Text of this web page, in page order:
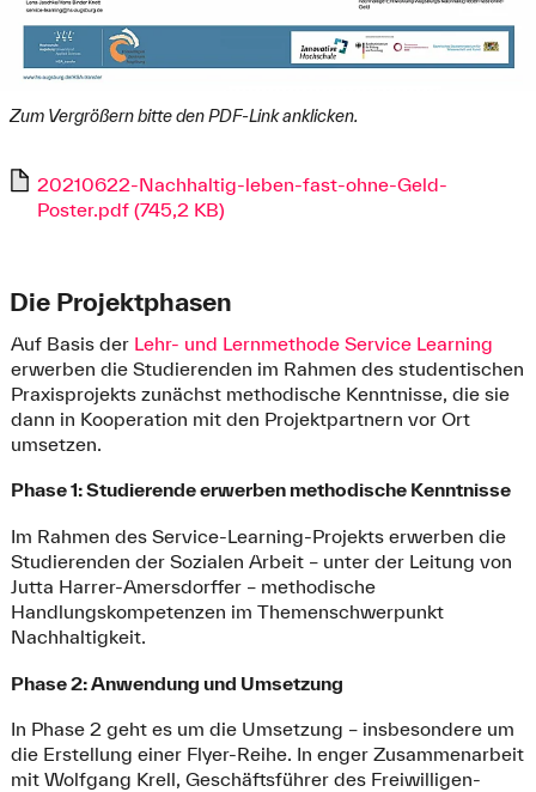
Zum Vergrößern bitte den PDF-Link anklicken.
20210622-Nachhaltig-leben-fast-ohne-Geld-
Poster.pdf (745,2 KB)
Die Projektphasen
Auf Basis der Lehr- und Lernmethode Service Learning
erwerben die Studierenden im Rahmen des studentischen
Praxisprojekts zunächst methodische Kenntnisse, die sie
dann in Kooperation mit den Projektpartnern vor Ort
umsetzen.
Phase 1: Studierende erwerben methodische Kenntnisse
Im Rahmen des Service-Learning-Projekts erwerben die
Studierenden der Sozialen Arbeit – unter der Leitung von
Jutta Harrer-Amersdorffer – methodische
Handlungskompetenzen im Themenschwerpunkt
Nachhaltigkeit.
Phase 2: Anwendung und Umsetzung
In Phase 2 geht es um die Umsetzung – insbesondere um
die Erstellung einer Flyer-Reihe. In enger Zusammenarbeit
mit Wolfgang Krell, Geschäftsführer des Freiwilligen-